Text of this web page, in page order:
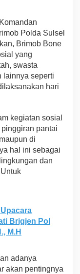
Polda Sulsel
Brimob Bone
yang
swasta
lainnya seperti
hari
kegiatan sosial
pantai
di
hal ini sebagai
dan
Brigjen Pol
M.H
adanya
akan pentingnya